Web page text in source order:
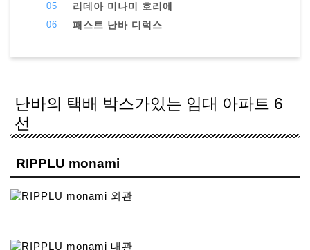
리데아 미나미 호리에
패스트 난바 디럭스
난바의 택배 박스가있는 임대 아파트 6
선
RIPPLU monami